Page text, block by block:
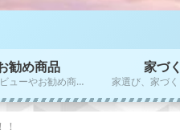
勧め商品
商品レビューやお勧め商品のご紹介
家づ